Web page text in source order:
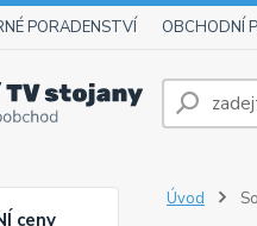
PORADENSTVÍ OBCHODNÍ
ceny
Úvod